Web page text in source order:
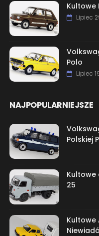
Kultowe
Lipiec
Polo
Lipiec
NAJPOPULARNIEJSZE
Polskiej
Kultowe
25
Kultowe